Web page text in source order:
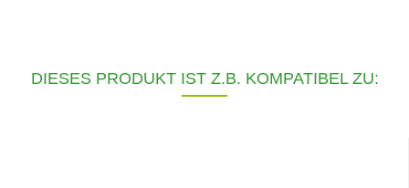
DIESES PRODUKT IST Z.B. KOMPATIBEL ZU: